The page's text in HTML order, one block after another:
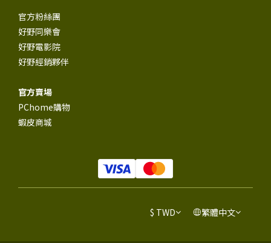
官方粉絲團
好野同樂會
好野電影院
好野經銷夥伴
官方賣場
PChome購物
蝦皮商城
$ TWD 繁體中文